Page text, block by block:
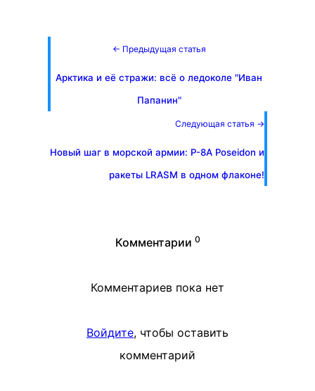
← Предыдущая статья
Арктика и её стражи: всё о ледоколе "Иван
Папанин"
Следующая статья →
Новый шаг в морской армии: P-8A Poseidon и
ракеты LRASM в одном флаконе!
Комментарии 0
Комментариев пока нет
Войдите, чтобы оставить
комментарий